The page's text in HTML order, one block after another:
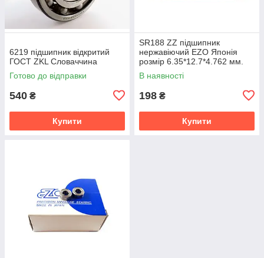
6219 підшипник відкритий
ГОСТ ZKL Словаччина
Готово до відправки
540 ₴
Купити
SR188 ZZ підшипник
нержавіючий EZO Японія
розмір 6.35*12.7*4.762 мм.
В наявності
198 ₴
Купити